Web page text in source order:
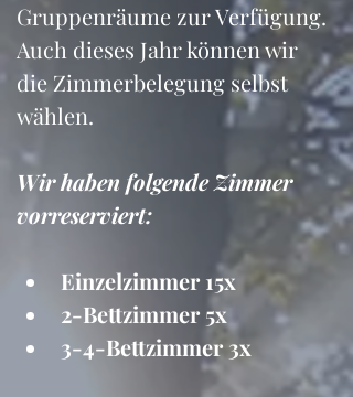
Gruppenräume zur Verfügung.
Auch dieses Jahr können wir
die Zimmerbelegung selbst
wählen.
Wir haben folgende Zimmer
vorreserviert:
Einzelzimmer 15x
2-Bettzimmer 5x
3-4-Bettzimmer 3x